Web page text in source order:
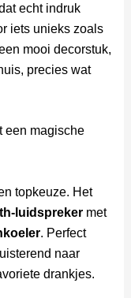
echt indruk
iets unieks zoals
mooi decorstuk,
precies wat
een magische
topkeuze. Het
luidsprekermet
. Perfect
naar
drankjes.